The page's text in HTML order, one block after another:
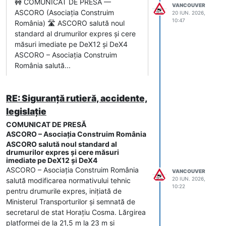
investiții.
Pe investiții, discuțiile au vizat să
păstrăm pe componenta de grant
investițiile care nu au un grad de
realizare redus, care au risc minim de
a nu fi finalizate. S-au făcut mutări de
proiecte, cele cu stadiu avansat au
împrumut, să nu pierdem banii din
grant.
Salvarea finanțării autostrăzilor:
acordul Comisiei Europene ca plata
pe autostrăzi să se facă procentual
cu ponderea lucrărilor realizate.
Altă direcție a fost cea legată de
reforme și de jaloane și de ținte. Acolo
unde în mod obiectiv nu putem să
atingem țintele –zona de cale ferată,
alte zone – Comisia Europeană a
acceptat ținte reduse, astfel încât să
Circulația rutieră pe Viaductul Râu
Vadului va fi reluată pe ambele
sensuri de mers începând cu 25 iuni,
🚧 COMUNICAT DE PRESĂ —
ASCORO (Asociația Construim
România) 🛣️ ASCORO salută noul
standard al drumurilor expres și cere
măsuri imediate pe DeX12 și DeX4
ASCORO – Asociația Construim
România salută...
VANCOUVER
20 IUN. 2026,
10:47
RE: Siguranță rutieră, accidente,
legislație
COMUNICAT DE PRESĂ
ASCORO – Asociaţia Construim România
ASCORO salută noul standard al
drumurilor expres și cere măsuri
imediate pe DeX12 și DeX4
ASCORO – Asociaţia Construim România
salută modificarea normativului tehnic
pentru drumurile expres, iniţiată de
Ministerul Transporturilor şi semnată de
secretarul de stat Horaţiu Cosma. Lărgirea
platformei de la 21,5 m la 23 m şi
VANCOUVER
20 IUN. 2026,
10:22